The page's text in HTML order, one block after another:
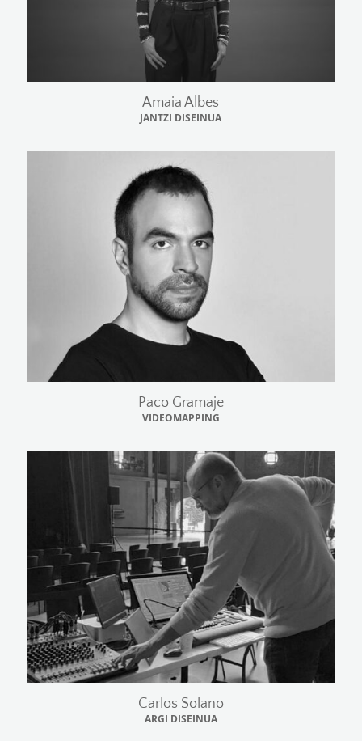
Amaia Albes
JANTZI DISEINUA
Paco Gramaje
VIDEOMAPPING
Carlos Solano
ARGI DISEINUA